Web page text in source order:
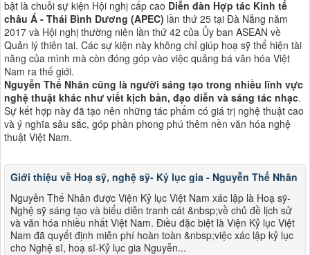
bật là chuỗi sự kiện Hội nghị cấp cao Diễn đàn Hợp tác Kinh tế
châu Á - Thái Bình Dương (APEC) lần thứ 25 tại Đà Nẵng năm
2017 và Hội nghị thường niên lần thứ 42 của Ủy ban ASEAN về
Quản lý thiên tai. Các sự kiện này không chỉ giúp hoạ sỹ thể hiện tài
năng của mình mà còn đóng góp vào việc quảng bá văn hóa Việt
Nam ra thế giới​​.
Nguyễn Thế Nhân cũng là người sáng tạo trong nhiều lĩnh vực
nghệ thuật khác như viết kịch bản, đạo diễn và sáng tác nhạc.
Sự kết hợp này đã tạo nên những tác phẩm có giá trị nghệ thuật cao
và ý nghĩa sâu sắc, góp phần phong phú thêm nền văn hóa nghệ
thuật Việt Nam​​.
Giới thiệu về Hoạ sỹ, nghệ sỹ- Kỷ lục gia - Nguyễn Thế Nhân
Nguyễn Thế Nhân được Viện Kỷ lục Việt Nam xác lập là Hoạ sỹ-
Nghệ sỹ sáng tạo và biểu diễn tranh cát &nbsp;về chủ đề lịch sử
và văn hóa nhiều nhất Việt Nam. Điều đặc biệt là Viện Kỷ lục Việt
Nam đã quyết định miễn phí hoàn toàn &nbsp;việc xác lập kỷ lục
cho Nghệ sĩ, hoạ sĩ-Kỷ lục gia Nguyễn...